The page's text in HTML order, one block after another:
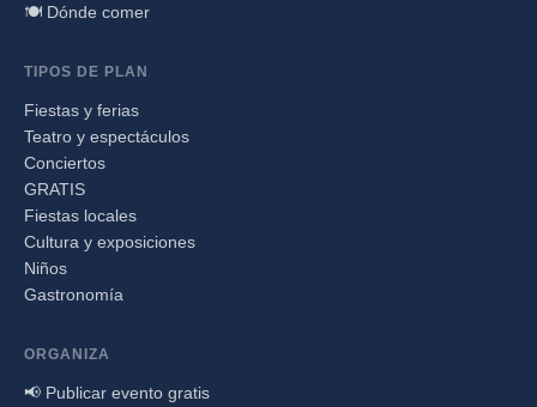
🍽️ Dónde comer
TIPOS DE PLAN
Fiestas y ferias
Teatro y espectáculos
Conciertos
GRATIS
Fiestas locales
Cultura y exposiciones
Niños
Gastronomía
ORGANIZA
📢 Publicar evento gratis